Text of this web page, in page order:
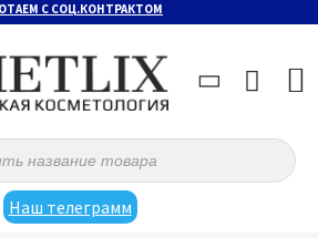
С СОЦ.КОНТРАКТОМ
Наш телеграмм